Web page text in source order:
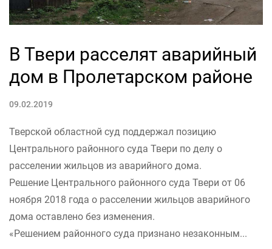
В Твери расселят аварийный
дом в Пролетарском районе
09.02.2019
Тверской областной суд поддержал позицию
Центрального районного суда Твери по делу о
расселении жильцов из аварийного дома.
Решение Центрального районного суда Твери от 06
ноября 2018 года о расселении жильцов аварийного
дома оставлено без изменения.
«Решением районного суда признано незаконным...